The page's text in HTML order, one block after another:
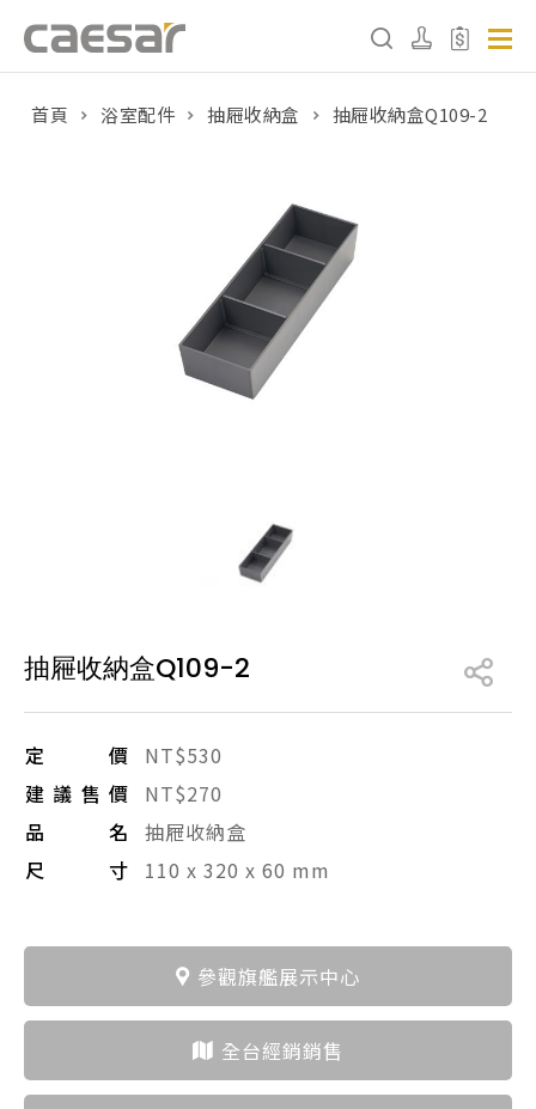
販賣中商品 已下架商品
販賣中商品
搜尋產品
首頁 浴室配件 抽屜收納盒 抽屜收納盒Q109-2
抽屜收納盒Q109-2
定價
NT$530
建議售價
NT$270
品名
抽屜收納盒
尺寸
110 x 320 x 60 mm
參觀旗艦展示中心
全台經銷銷售